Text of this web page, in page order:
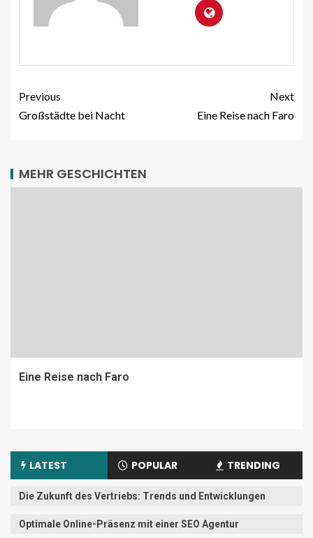
Previous
Großstädte bei Nacht
Next
Eine Reise nach Faro
MEHR GESCHICHTEN
Eine Reise nach Faro
LATEST POPULAR TRENDING
Die Zukunft des Vertriebs: Trends und Entwicklungen
Optimale Online-Präsenz mit einer SEO Agentur